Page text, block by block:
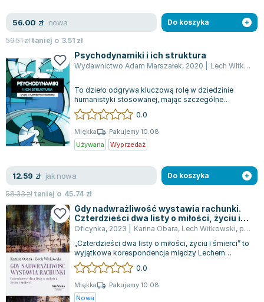
Piotr Kościelny
Jan Piński
Zygmunt Freud
Agata Passent
Michel Moran
Maciej Orłoś
Jo Nesbo
Katarzyna Miller
Antoine de Saint Exupery
Mark Twain
Marcin Meller
Paulina Młynarska
ks. Piotr Pawlukiewicz
Jarosław Sokołowski
Piotr Latocha
Michael Scott
Piotr Semka
Jarosław Iwaszkiewicz
56.00 zł nowa
59.51złtaniej o 3.51 zł
Do koszyka
Psychodynamiki i ich struktura
Wydawnictwo Adam Marszałek, 2020 Lech Witkowski
To dzieło odgrywa kluczową rolę w dziedzinie
humanistyki stosowanej, mając szczególne
znaczenie dla pedagogiki społecznej, psychol...
0.0
Miękka
Pakujemy 10.08
Używana
Wyprzedaż
12.59 zł jak nowa
58.33złtaniej o 45.74 zł
Do koszyka
Gdy nadwrażliwość wystawia rachunki.
Czterdzieści dwa listy o miłości, życiu i
śmierci
Oficynka, 2023 Karina Obara, Lech Witkowski, praca zbiorowa
„Czterdzieści dwa listy o miłości, życiu i śmierci” to
wyjątkowa korespondencja między Lechem
Witkowskim a Kariną Obarą, powstała...
0.0
Miękka
Pakujemy 10.08
Nowa